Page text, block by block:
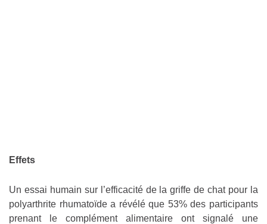
Effets
Un essai humain sur l’efficacité de la griffe de chat pour la
polyarthrite rhumatoïde a révélé que 53% des participants
prenant le complément alimentaire ont signalé une